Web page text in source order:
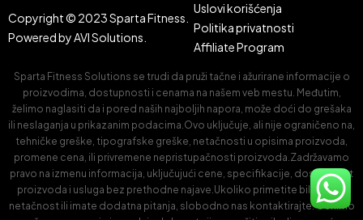
Copyright © 2023 Sparta Fitness.
Powered byAVI Solutions.
Uslovi korišćenja
Politika privatnosti
Affiliate Program
Sparta Fitness Solutions se trudi da pruži tačne i ažurirane informacije o
proizvodima, dostupnosti i cenama na našem veb mestu. Međutim,
želimo naglasiti da i pored naših najboljih napora, može doći do grešaka
ili neslaganja u prikazanim podacima.Ovo uključuje, ali nije ograničeno na,
tehničke greške, tipografske greške, netačnosti u opisima proizvoda,
promene cena, ili privremene nepristupačnosti proizvoda.Zadržavamo
pravo na izmenu informacija, uključujući cene, specifikacije, dostupnost
proizvoda i usluga bez prethodne najave.Ukoliko primetite bilo kakvu
netačnost ili imate dodatna pitanja, slobodno nas kontaktirajte. Cenimo